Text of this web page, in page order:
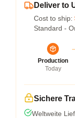
Deliver to
Cost to ship:
Standard -
Production
Today
Sichere
Weltweite